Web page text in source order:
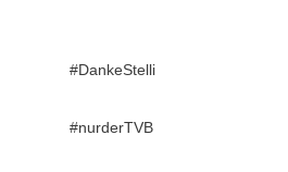
#DankeStelli
#nurderTVB